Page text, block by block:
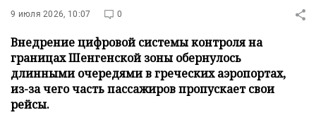
9 июля 2026, 10:07 0
Внедрение цифровой системы контроля на
границах Шенгенской зоны обернулось
длинными очередями в греческих аэропортах,
из-за чего часть пассажиров пропускает свои
рейсы.